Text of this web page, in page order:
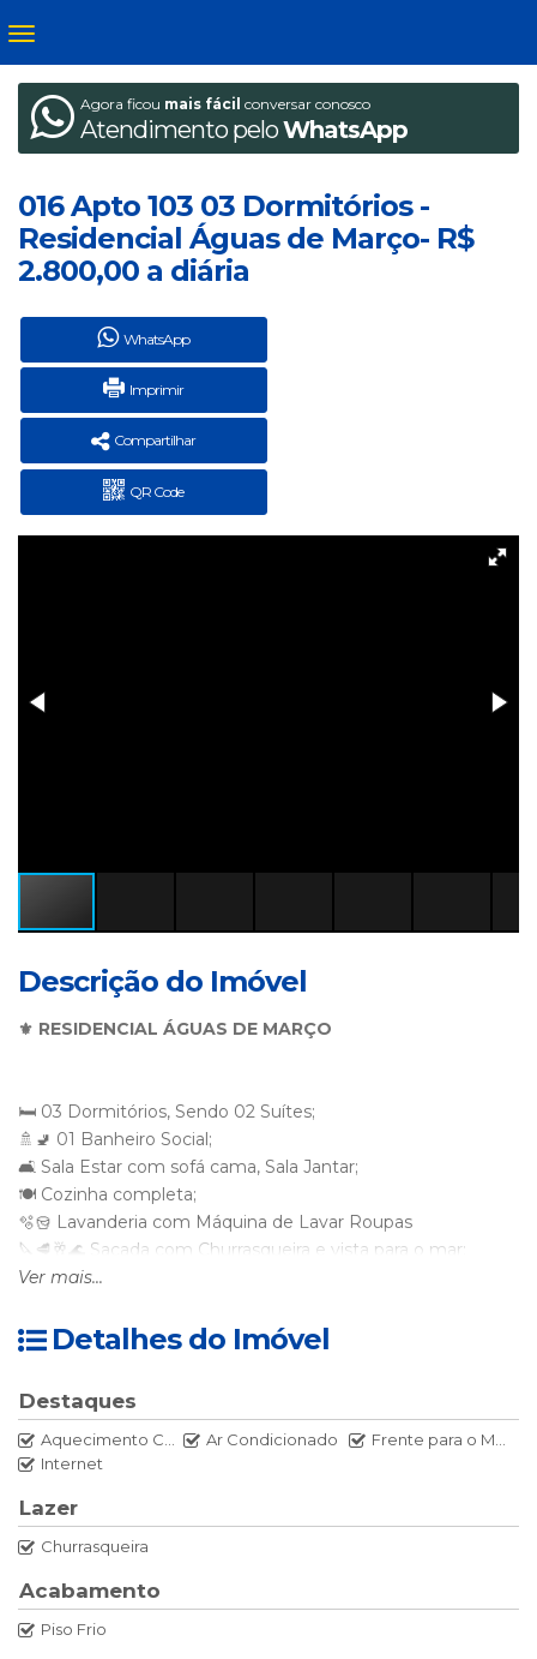
Agora ficou mais fácil conversar conosco
Atendimento peloWhatsApp
016 Apto 103 03 Dormitórios -
Residencial Águas de Março- R$
2.800,00 a diária
WhatsApp
Imprimir
Compartilhar
QR Code
Descrição do Imóvel
⚜️ RESIDENCIAL ÁGUAS DE MARÇO
🛏 03 Dormitórios, Sendo 02 Suítes;
🚿🚽 01 Banheiro Social;
🛋 Sala Estar com sofá cama, Sala Jantar;
🍽 Cozinha completa;
🫧🪣 Lavanderia com Máquina de Lavar Roupas
🔪🥩🥂🌊 Sacada com Churrasqueira e vista para o mar;
🚘 Garagem Fechada e Coberta para 02 carros.
👨‍👩‍👧‍👦 Acomodação para até 08 pessoas.
01 Dormitório - Suíte - 01 Cama Casal Box com Ar Split.
Auxiliar com Ar Split.
01 Dormitório - 01 Cama Casal Box com Ar Split.
01 Sofá Cama na Sala ( Ideal p/ Crianças e Adolescentes ).
Ver mais...
Detalhes do Imóvel
Destaques
Aquecimento Central Ar Condicionado
Frente para o Mar
Internet
Lazer
Churrasqueira
Acabamento
Piso Frio